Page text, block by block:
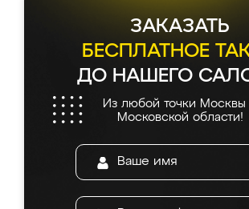
ЗАКАЗАТЬ
БЕСПЛАТНОЕ
ДО НАШЕГО
Из любой точки Москвы
Московской области!